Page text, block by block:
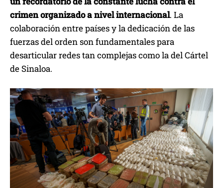
crimen organizado a nivel internacional. La
colaboración entre países y la dedicación de las
fuerzas del orden son fundamentales para
desarticular redes tan complejas como la del Cártel
de Sinaloa.